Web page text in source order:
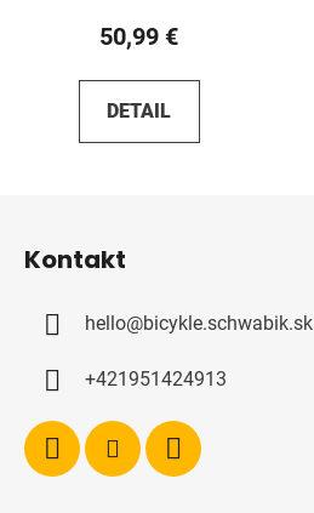
50,99 €
DETAIL
Kontakt
hello@bicykle.schwabik.sk
+421951424913